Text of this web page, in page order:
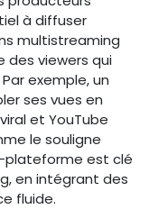
à diffuser
multistreaming
des viewers qui
exemple, un
ses vues en
et YouTube
le souligne
est clé
en intégrant des
fluide.